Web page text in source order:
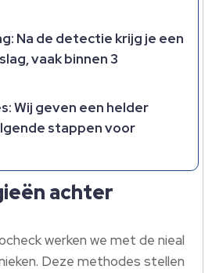
Na de detectie krijg je een
vaak binnen 3
Wij geven een helder
stappen voor
achter
werken we met de nieal
Deze methodes stellen